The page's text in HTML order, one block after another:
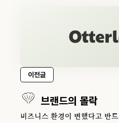
이전글
브랜드의 몰락
비즈니스 환경이 변했다고 반